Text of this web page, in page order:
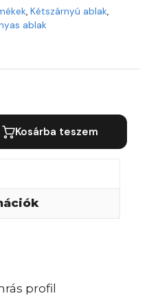
, Kétszárnyú ablak,
ablak
Kosárba teszem
profil